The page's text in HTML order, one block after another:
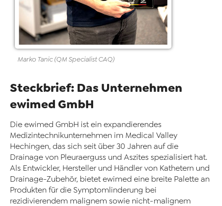
Marko Tanic (QM Specialist CAQ)
Steckbrief: Das Unternehmen
ewimed GmbH
Die ewimed GmbH ist ein expandierendes
Medizintechnikunternehmen im Medical Valley
Hechingen, das sich seit über 30 Jahren auf die
Drainage von Pleuraerguss und Aszites spezialisiert hat.
Als Entwickler, Hersteller und Händler von Kathetern und
Drainage-Zubehör, bietet ewimed eine breite Palette an
Produkten für die Symptomlinderung bei
rezidivierendem malignem sowie nicht-malignem